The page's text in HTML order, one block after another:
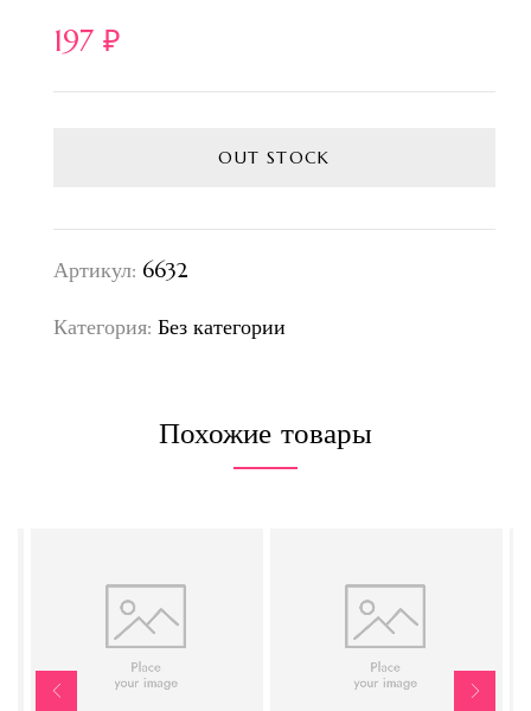
197 ₽
OUT STOCK
Артикул: 6632
Категория: Без категории
Похожие товары